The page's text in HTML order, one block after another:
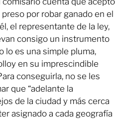
por robar ganado en el
el representante de la ley,
consigo un instrumento
lo es una simple pluma,
en su imprescindible
conseguirla, no se les
que “adelante la
de la ciudad y más cerca
asignado a cada geografía